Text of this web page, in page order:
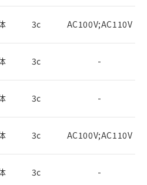
3c AC100V;AC110V
3c -
3c -
3c AC100V;AC110V
3c -
様担当のオムロン制御
店・当社販売員にご確
)
機種、また在庫状況の
していない機種
び標準価格結果を当社の
第三者に漏洩または開
願いします。
（部品リスト作成サー
いただくには、I-Web
ご登録されている必要が
品リストについて、当社
共同利用者が、当社の製
関するお客様との取
要な範囲で利用すること
い。